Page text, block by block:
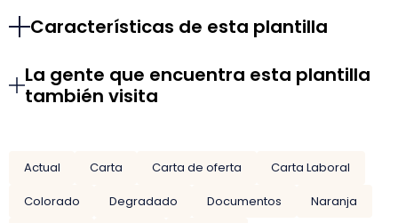
Características de esta plantilla
La gente que encuentra esta plantilla
también visita
Actual Carta Carta de oferta
Carta Laboral
Colorado
Degradado Documentos
Naranja